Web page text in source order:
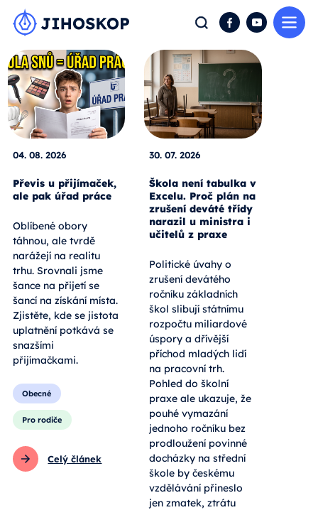
Hledat FacebookYouTube
04. 08. 2026
Převis u přijímaček,
ale pak úřad práce
Oblíbené obory
táhnou, ale tvrdě
narážejí na realitu
trhu. Srovnali jsme
šance na přijetí se
šancí na získání místa.
Zjistěte, kde se jistota
uplatnění potkává se
snazšími
přijímačkami.
Obecné
Pro rodiče
Celý článek
30. 07. 2026
Škola není tabulka v
Excelu. Proč plán na
zrušení deváté třídy
narazil u ministra i
učitelů z praxe
Politické úvahy o
zrušení devátého
ročníku základních
škol slibují státnímu
rozpočtu miliardové
úspory a dřívější
příchod mladých lidí
na pracovní trh.
Pohled do školní
praxe ale ukazuje, že
pouhé vymazání
jednoho ročníku bez
prodloužení povinné
docházky na střední
škole by českému
vzdělávání přineslo
jen zmatek, ztrátu